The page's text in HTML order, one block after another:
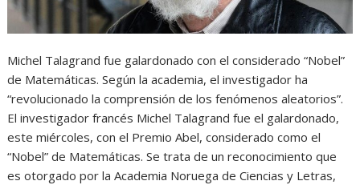
Michel Talagrand fue galardonado con el considerado “Nobel”
de Matemáticas. Según la academia, el investigador ha
“revolucionado la comprensión de los fenómenos aleatorios”.
El investigador francés Michel Talagrand fue el galardonado,
este miércoles, con el Premio Abel, considerado como el
“Nobel” de Matemáticas. Se trata de un reconocimiento que
es otorgado por la Academia Noruega de Ciencias y Letras,